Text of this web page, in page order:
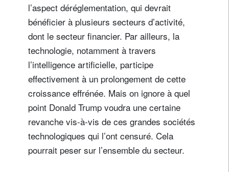
l’aspect déréglementation, qui devrait
bénéficier à plusieurs secteurs d’activité,
dont le secteur financier. Par ailleurs, la
technologie, notamment à travers
l’intelligence artificielle, participe
effectivement à un prolongement de cette
croissance effrénée. Mais on ignore à quel
point Donald Trump voudra une certaine
revanche vis-à-vis de ces grandes sociétés
technologiques qui l’ont censuré. Cela
pourrait peser sur l’ensemble du secteur.